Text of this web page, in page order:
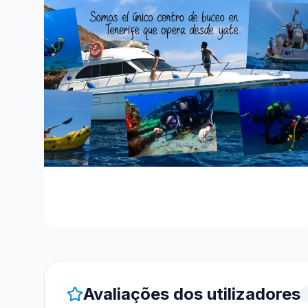
Avaliações dos utilizadores